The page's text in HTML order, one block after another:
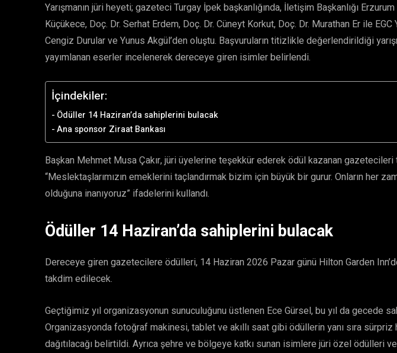
Yarışmanın jüri heyeti; gazeteci Turgay İpek başkanlığında, İletişim Başkanlığı
Küçükece, Doç. Dr. Serhat Erdem, Doç. Dr. Cüneyt Korkut, Doç. Dr. Murathan Er ile
Cengiz Durular ve Yunus Akgül’den oluştu. Başvuruların titizlikle değerlendirildiği
yayımlanan eserler incelenerek dereceye giren isimler belirlendi.
İçindekiler:
Ödüller 14 Haziran’da sahiplerini bulacak
Ana sponsor Ziraat Bankası
Başkan Mehmet Musa Çakır, jüri üyelerine teşekkür ederek ödül kazanan gazetecileri
“Meslektaşlarımızın emeklerini taçlandırmak bizim için büyük bir gurur. Onların her
olduğuna inanıyoruz” ifadelerini kullandı.
Ödüller 14 Haziran’da sahiplerini bulacak
Dereceye giren gazetecilere ödülleri, 14 Haziran 2026 Pazar günü Hilton Garden
takdim edilecek.
Geçtiğimiz yıl organizasyonun sunuculuğunu üstlenen Ece Gürsel, bu yıl da gecede
Organizasyonda fotoğraf makinesi, tablet ve akıllı saat gibi ödüllerin yanı sıra
dağıtılacağı belirtildi. Ayrıca şehre ve bölgeye katkı sunan isimlere jüri özel ödülleri